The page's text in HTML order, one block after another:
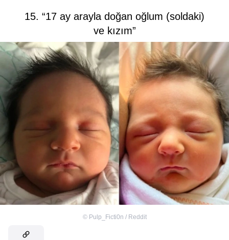
15. “17 ay arayla doğan oğlum (soldaki)
ve kızım”
© Pulp_Ficti0n / Reddit